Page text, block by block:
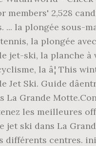
members' 2,528
... la plongée sous-
la plongée
jet-ski, la planche à
la â¦ This
Jet Ski. Guide
La Grande
les meilleures
jet ski dans La
différents centres.